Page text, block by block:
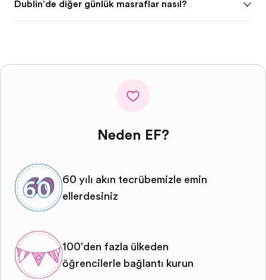
Dublin'de diğer günlük masraflar nasıl?
Neden EF?
60 yılı aşkın tecrübemizle emin
ellerdesiniz
100'den fazla ülkeden
öğrencilerle bağlantı kurun